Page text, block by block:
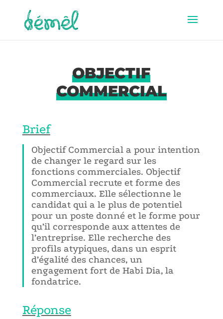
OBJECTIF
COMMERCIAL
Brief
Objectif Commercial a pour intention
de changer le regard sur les
fonctions commerciales. Objectif
Commercial recrute et forme des
commerciaux. Elle sélectionne le
candidat qui a le plus de potentiel
pour un poste donné et le forme pour
qu’il corresponde aux attentes de
l’entreprise. Elle recherche des
profils atypiques, dans un esprit
d’égalité des chances, un
engagement fort de Habi Dia, la
fondatrice.
Réponse